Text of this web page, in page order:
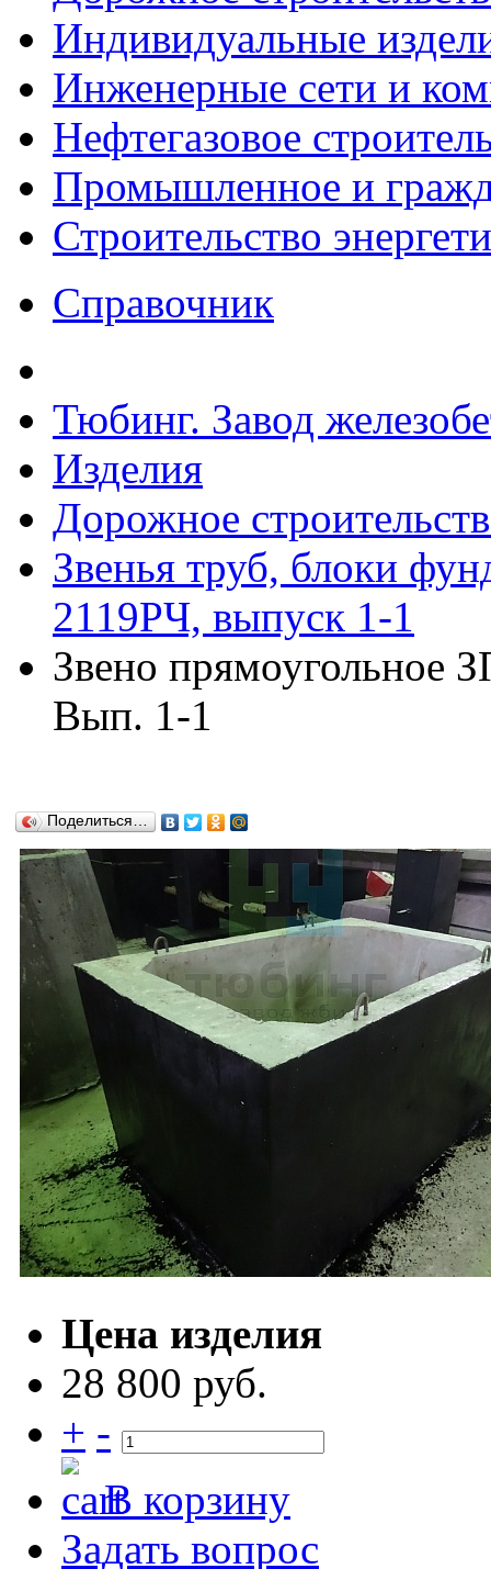
Индивидуальные
Инженерные сети и
Нефтегазовое
Промышленное и
Строительство
Справочник
Тюбинг. Завод
Изделия
Дорожное
Звенья труб, блоки
2119РЧ, выпуск 1-1
Звено прямоугольное
Вып. 1-1
Поделиться…
Цена изделия
28 800 руб.
+ -
В корзину
Задать вопрос